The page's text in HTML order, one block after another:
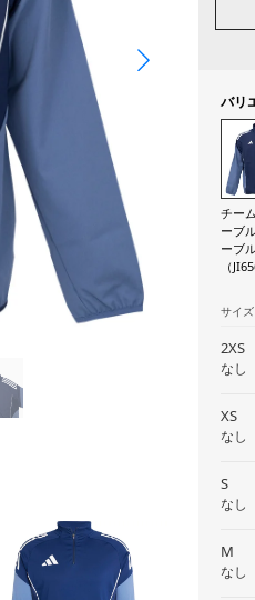
バリ
チー
ーブ
ーブ
（
サイ
2XS
なし
XS
なし
S
なし
M
なし